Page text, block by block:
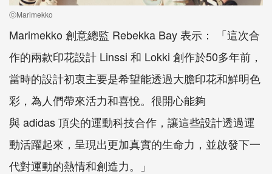
ⓒMarimekko
Marimekko 創意總監 Rebekka Bay表示： 「這次合
作的兩款印花設計 Linssi 和 Lokki 創作於50多年前，
當時的設計初衷主要是希望能透過大膽印花和鮮明色
彩，為人們帶來活力和喜悅。很開心能夠
與 adidas頂尖的運動科技合作，讓這些設計透過運
動活躍起來，呈現出更加真實的生命力，並啟發下一
代對運動的熱情和創造力。」